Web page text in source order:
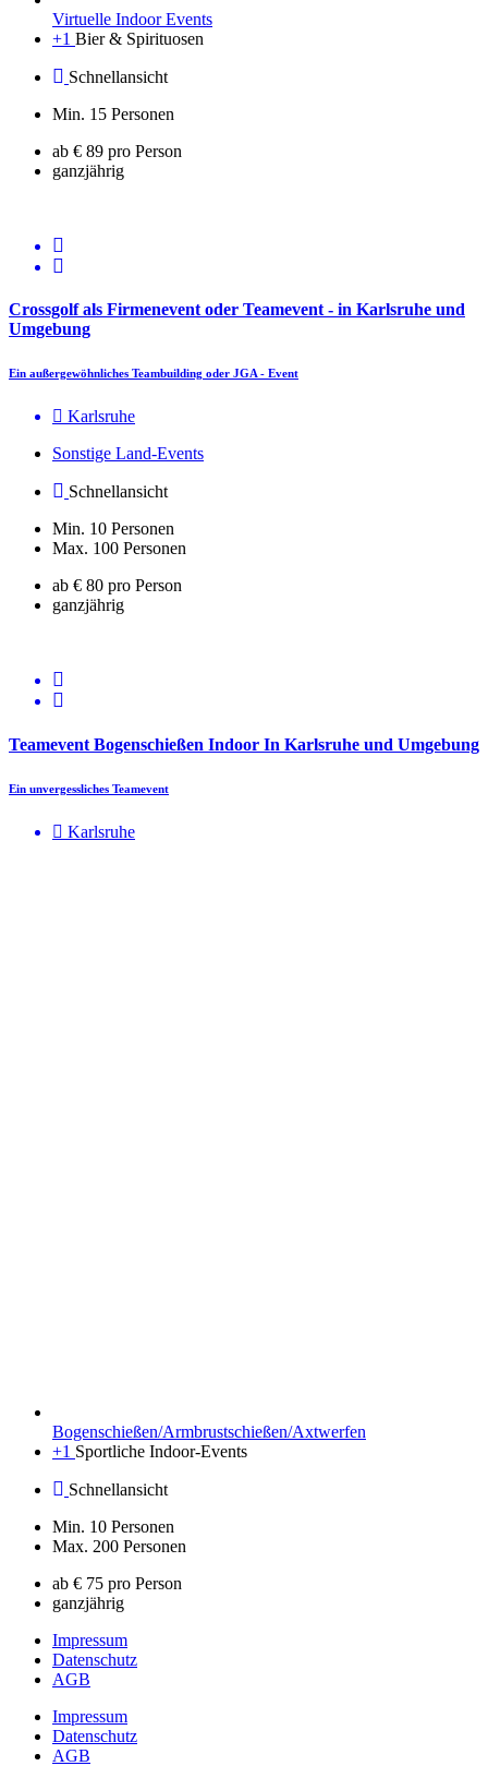
Virtuelle Indoor Events
+1 Bier & Spirituosen
Schnellansicht
Min. 15 Personen
ab € 89 pro Person
ganzjährig
Crossgolf als Firmenevent oder Teamevent - in Karlsruhe und
Umgebung
Ein außergewöhnliches Teambuilding oder JGA - Event
Karlsruhe
Sonstige Land-Events
Schnellansicht
Min. 10 Personen
Max. 100 Personen
ab € 80 pro Person
ganzjährig
Teamevent Bogenschießen Indoor In Karlsruhe und Umgebung
Ein unvergessliches Teamevent
Karlsruhe
Bogenschießen/Armbrustschießen/Axtwerfen
+1 Sportliche Indoor-Events
Schnellansicht
Min. 10 Personen
Max. 200 Personen
ab € 75 pro Person
ganzjährig
Impressum
Datenschutz
AGB
Impressum
Datenschutz
AGB